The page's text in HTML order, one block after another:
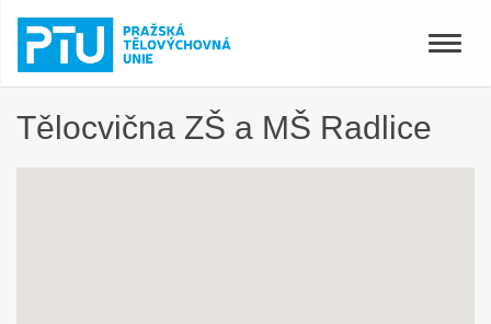
Toggle
Tělocvična ZŠ a MŠ Radlice